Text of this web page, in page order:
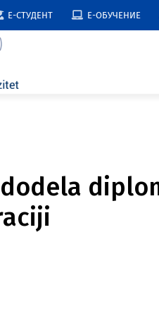
E-СТУДЕНТ E-ОБУЧЕНИЕ